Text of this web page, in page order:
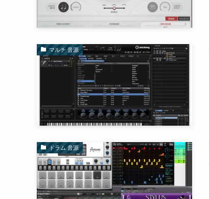
マルチ 音源
ドラム 音源